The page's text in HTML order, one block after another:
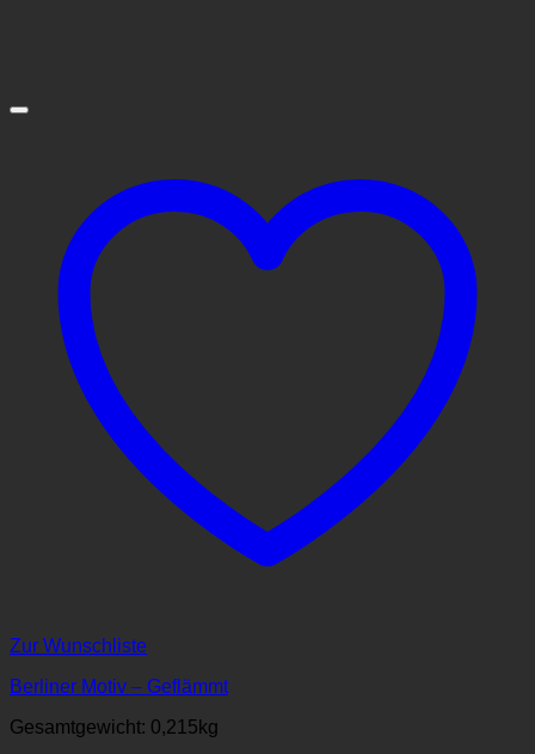
Zur Wunschliste
Berliner Motiv – Geflämmt
Gesamtgewicht: 0,215 kg